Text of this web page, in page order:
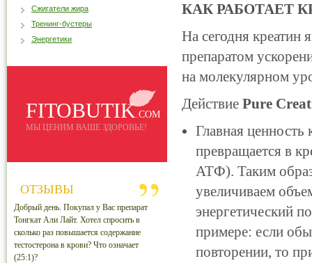
КАК РАБОТАЕТ
На сегодня креатин
препаратом
на молекулярном
Действие Pure
Главная
превращается в
АТФ). Таким
увеличиваем
энергетический
примере: если
повторении, то
Сжигатели жира
Тренинг-бустеры
Энергетики
FITOBUTIK.COM
МЫ ЦЕНИМ ВАШЕ ЗДОРОВЬЕ!
ОТЗЫВЫ
Добрый день. Покупал у Вас препарат
Тонгкат Али Лайт. Хотел спросить в
сколько раз повышается содержание
тестостерона в крови? Что означает
(25:1)?